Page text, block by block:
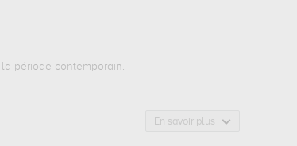
période contemporain.
En savoir plus